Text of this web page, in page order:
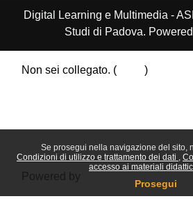
Se prosegui nella navigazione del sito,
Condizioni di utilizzo e trattamento dei dati
accesso ai materiali
Prosegui
Digital Learning e Multimedia -
Studi di Padova.
Non sei collegato. (
)
Powered by